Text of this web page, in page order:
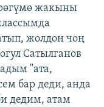
жакыны
жолдон чоң
Сатылганов
"ата,
бар деди, анда
дедим, атам